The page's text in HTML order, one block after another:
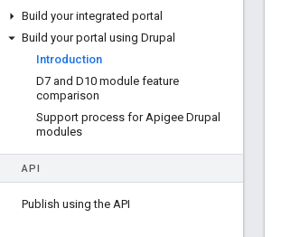
Build your integrated portal
Build your portal using Drupal
Introduction
D7 and D10 module feature
comparison
Support process for Apigee Drupal
modules
API
Publish using the API